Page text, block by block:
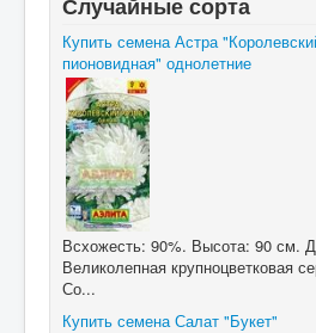
Купить семена Астра
пионовидная" однолетние
Всхожесть: 90%. Высота: 90 см.
Великолепная крупноцветковая
Со...
Купить семена Салат "Букет"